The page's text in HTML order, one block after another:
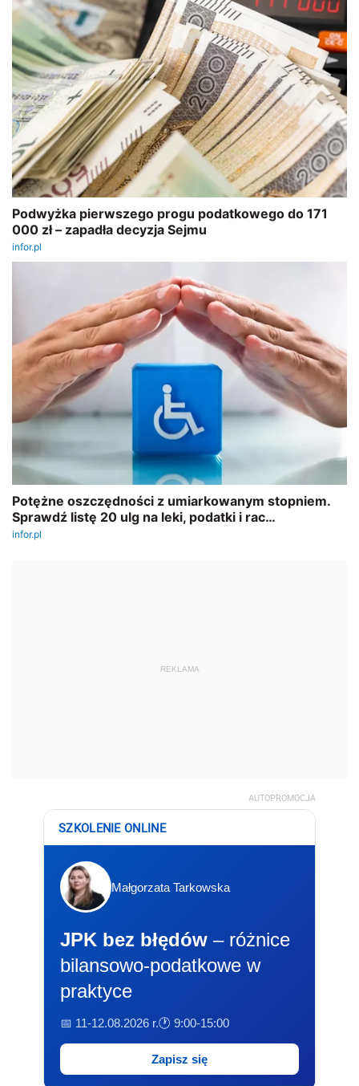
REKLAMA
AUTOPROMOCJA
SZKOLENIE ONLINE
Małgorzata Tarkowska
JPK bez błędów – różnice
bilansowo-podatkowe w
praktyce
📅 11-12.08.2026 r.🕐 9:00-15:00
Zapisz się